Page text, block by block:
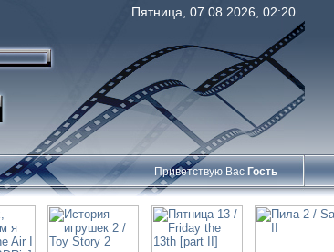
Пятница, 07.08.2026, 02:20
Приветствую Вас Гость